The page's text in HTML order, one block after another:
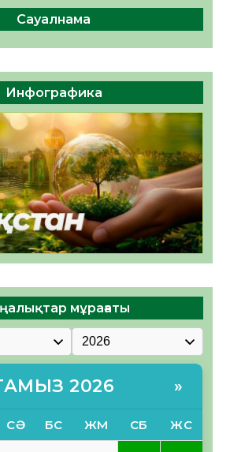
Сауалнама
Инфографика
мұрағаты
2026 »
СӘ БС ЖМ СБ ЖС